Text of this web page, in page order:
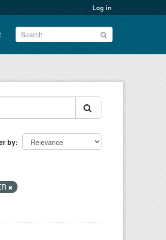
Log in
by